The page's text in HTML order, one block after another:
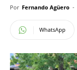
Por Fernando Agüero -
WhatsApp